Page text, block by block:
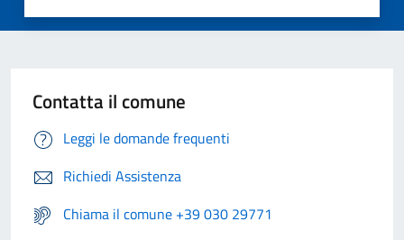
Contatta il comune
Leggi le domande frequenti
Richiedi Assistenza
Chiama il comune +39 030 29771